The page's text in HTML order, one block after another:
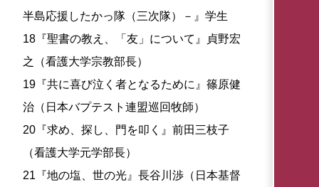
半島応援したかっ隊（三次隊）－』学生
18『聖書の教え、「友」について』貞野宏
之（看護大学宗教部長）
19『共に喜び泣く者となるために』篠原健
治（日本バプテスト連盟巡回牧師）
20『求め、探し、門を叩く』前田三枝子
（看護大学元学部長）
21『地の塩、世の光』長谷川渉（日本基督